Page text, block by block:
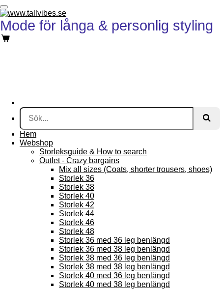
Hoppa
till
huvudinnehållet
Mode för långa & personlig styling
Hem
Webshop
Storleksguide & How to search
Outlet - Crazy bargains
Mix all sizes (Coats, shorter trousers, shoes)
Storlek 36
Storlek 38
Storlek 40
Storlek 42
Storlek 44
Storlek 46
Storlek 48
Storlek 36 med 36 leg benlängd
Storlek 36 med 38 leg benlängd
Storlek 38 med 36 leg benlängd
Storlek 38 med 38 leg benlängd
Storlek 40 med 36 leg benlängd
Storlek 40 med 38 leg benlängd